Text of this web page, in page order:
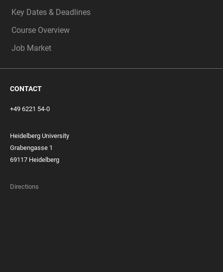
Key Dates & Deadlines
Course Overview
Job Market
CONTACT
+49 6221 54-0
Heidelberg University
Grabengasse 1
69117 Heidelberg
Directions